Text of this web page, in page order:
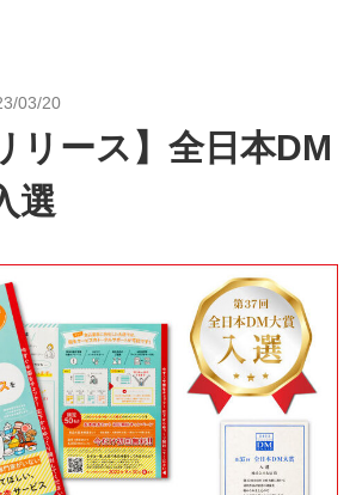
03/20
リース】全日本DM
選